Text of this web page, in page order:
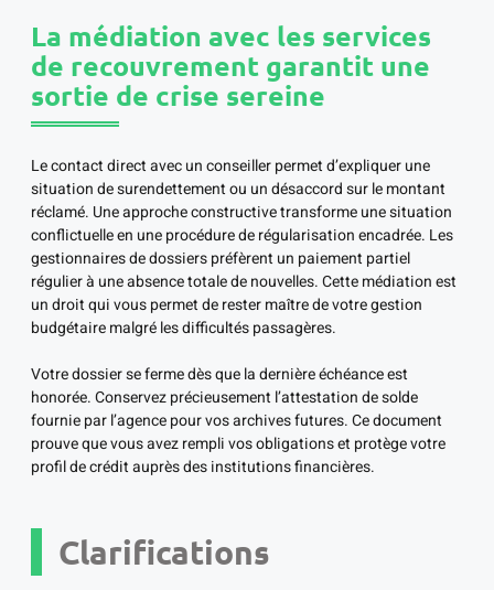
La médiation avec les services
de recouvrement garantit une
sortie de crise sereine
Le contact direct avec un conseiller permet d’expliquer une
situation de surendettement ou un désaccord sur le montant
réclamé. Une approche constructive transforme une situation
conflictuelle en une procédure de régularisation encadrée. Les
gestionnaires de dossiers préfèrent un paiement partiel
régulier à une absence totale de nouvelles. Cette médiation est
un droit qui vous permet de rester maître de votre gestion
budgétaire malgré les difficultés passagères.
Votre dossier se ferme dès que la dernière échéance est
honorée. Conservez précieusement l’attestation de solde
fournie par l’agence pour vos archives futures. Ce document
prouve que vous avez rempli vos obligations et protège votre
profil de crédit auprès des institutions financières.
Clarifications